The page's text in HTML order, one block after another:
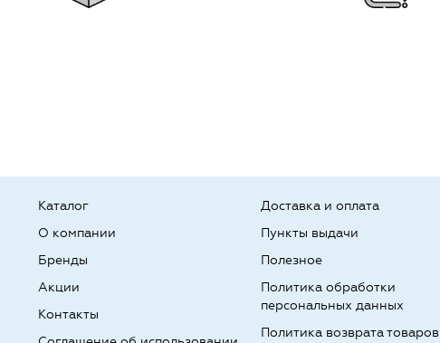
Каталог
О компании
Бренды
Доставка и оплата
Пункты выдачи
Полезное
Акции
Контакты
Политика обработки
персональных данных
Политика возврата товаров